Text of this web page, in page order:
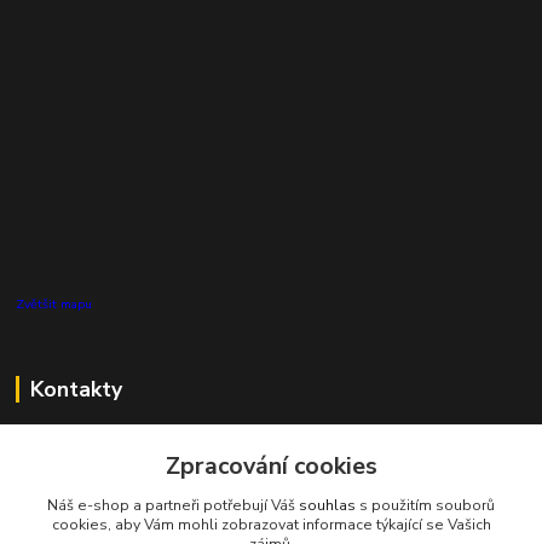
Zvětšit mapu
Kontakty
+420 727 808 115
info@proecosystem.cz
Zpracování cookies
Náš e-shop a partneři potřebují Váš souhlas s použitím souborů
cookies, aby Vám mohli zobrazovat informace týkající se Vašich